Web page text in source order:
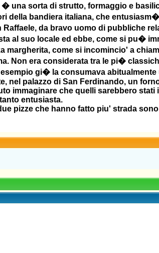
� una sorta di strutto, formaggio e
della bandiera italiana, che
Raffaele, da bravo uomo di pubbliche
al suo locale ed ebbe, come si pu�
margherita, come si incomincio' a
Non era considerata tra le pi�
esempio gi� la consumava
nel palazzo di San Ferdinando, un
immaginare che quelli sarebbero
entusiasta.
pizze che hanno fatto piu' strada